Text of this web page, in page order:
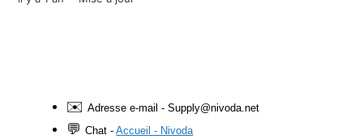
✉️Adresse e-mail - Supply@nivoda.net
💬Chat -Accueil - Nivoda